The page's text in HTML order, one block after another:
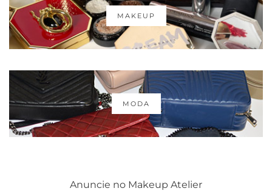
MAKEUP
MODA
Anuncie no Makeup Atelier